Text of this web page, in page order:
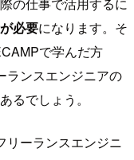
の仕事で活用するに
必要になります。そ
で学んだ方
ランスエンジニアの
るでしょう。
リーランスエンジニ